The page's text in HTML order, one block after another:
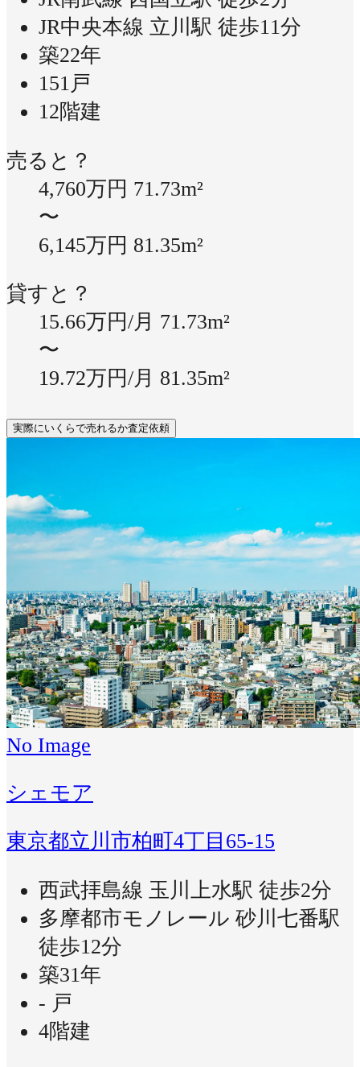
JR中央本線 立川駅 徒歩11分
築22年
151戸
12階建
売ると？
4,760万円 71.73m²
〜
6,145万円 81.35m²
貸すと？
15.66万円/月 71.73m²
〜
19.72万円/月 81.35m²
実際にいくらで売れるか査定依頼
No Image
シェモア
東京都立川市柏町4丁目65-15
西武拝島線 玉川上水駅 徒歩2分
多摩都市モノレール 砂川七番駅
徒歩12分
築31年
- 戸
4階建